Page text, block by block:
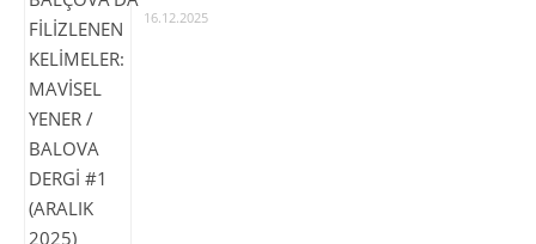
16.12.2025